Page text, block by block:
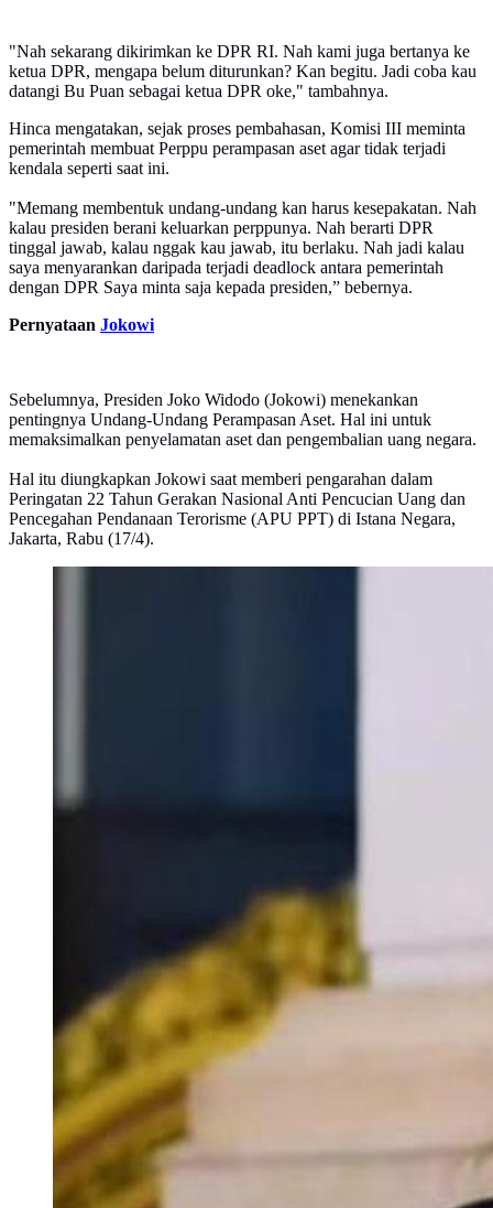
"Nah sekarang dikirimkan ke DPR RI. Nah kami juga bertanya ke
ketua DPR, mengapa belum diturunkan? Kan begitu. Jadi coba kau
datangi Bu Puan sebagai ketua DPR oke," tambahnya.
Hinca mengatakan, sejak proses pembahasan, Komisi III meminta
pemerintah membuat Perppu perampasan aset agar tidak terjadi
kendala seperti saat ini.
"Memang membentuk undang-undang kan harus kesepakatan. Nah
kalau presiden berani keluarkan perppunya. Nah berarti DPR
tinggal jawab, kalau nggak kau jawab, itu berlaku. Nah jadi kalau
saya menyarankan daripada terjadi deadlock antara pemerintah
dengan DPR Saya minta saja kepada presiden,” bebernya.
Pernyataan Jokowi
Sebelumnya, Presiden Joko Widodo (Jokowi) menekankan
pentingnya Undang-Undang Perampasan Aset. Hal ini untuk
memaksimalkan penyelamatan aset dan pengembalian uang negara.
Hal itu diungkapkan Jokowi saat memberi pengarahan dalam
Peringatan 22 Tahun Gerakan Nasional Anti Pencucian Uang dan
Pencegahan Pendanaan Terorisme (APU PPT) di Istana Negara,
Jakarta, Rabu (17/4).